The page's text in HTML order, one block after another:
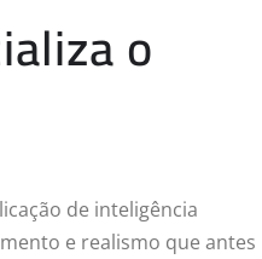
o
de inteligência
e realismo que antes